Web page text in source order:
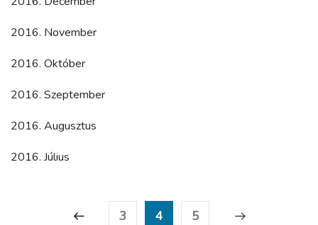
2016. November
2016. Október
2016. Szeptember
2016. Augusztus
2016. Július
3 4 5